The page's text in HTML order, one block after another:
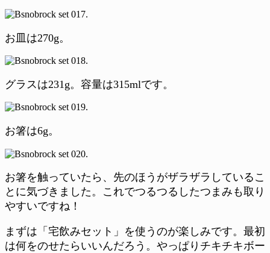
お皿は270g。
グラスは231g。容量は315mlです。
お箸は6g。
お箸を触っていたら、先のほうがザラザラしているこ
とに気づきました。これでつるつるしたつまみも取り
やすいですね！
まずは「宅飲みセット」を使うのが楽しみです。最初
は何をのせたらいいんだろう。やっぱりチキチキボー